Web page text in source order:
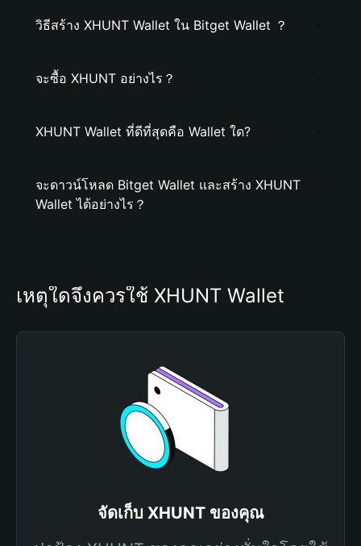
วิธีสร้าง XHUNT Wallet ใน Bitget Wallet ？
จะซื้อ XHUNT อย่างไร？
XHUNT Wallet ที่ดีที่สุดคือ Wallet ใด?
จะดาวน์โหลด Bitget Wallet และสร้าง XHUNT
Wallet ได้อย่างไร？
เหตุใดจึงควรใช้ XHUNT Wallet
จัดเก็บ XHUNT ของคุณ